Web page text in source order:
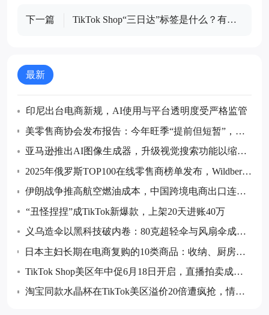
下一篇
TikTok Shop“三日达”标签是什么？有什
最新
印尼出台电商新规，AI使用与平台透明度受严格监管
美零售商协会发布报告：今年旺季“提前但短暂”，预
计7月后货量回落
亚马逊推出AI图像生成器，升级视觉搜索功能以缩小
购物搜索范围
2025年俄罗斯TOP100在线零售商榜单发布，Wildberrie
s和Ozon继续领跑
伊朗战争推高航空燃油成本，中国跨境电商出口连续
五个月同比下降
“丑怪捏捏”成TikTok新爆款，上架20天进账40万
义乌造伞以黑科技破内卷：80克超轻伞与风扇伞成全
球采购热点
日本主妇长期在电商复购的10类商品：收纳、厨房消
耗品与防灾储备等成跨境卖家布局重点
TikTok Shop美区年中促6月18日开启，直播拍卖成最
大增量玩法
淘宝同款水晶杯在TikTok美区溢价20倍遭疯抢，情绪